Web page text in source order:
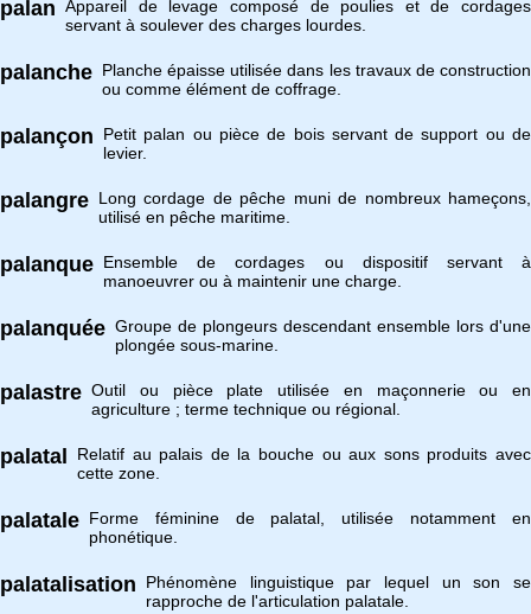
palan Appareil de levage composé de poulies et de cordages
servant à soulever des charges lourdes.
palanche Planche épaisse utilisée dans les travaux de construction
ou comme élément de coffrage.
palançon
Petit palan ou pièce de bois servant de support ou de
levier.
palangre Long cordage de pêche muni de nombreux hameçons,
utilisé en pêche maritime.
palanque Ensemble de cordages ou dispositif servant à
manoeuvrer ou à maintenir une charge.
palanquée Groupe de plongeurs descendant ensemble lors d'une
plongée sous-marine.
palastre Outil ou pièce plate utilisée en maçonnerie ou en
agriculture ; terme technique ou régional.
palatal
Relatif au palais de la bouche ou aux sons produits avec
cette zone.
palatale Forme féminine de palatal, utilisée notamment en
phonétique.
palatalisation
Phénomène linguistique par lequel un son se
rapproche de l'articulation palatale.